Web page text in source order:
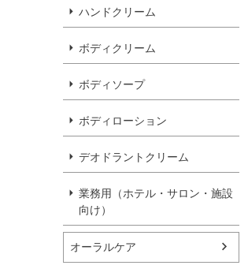
ハンドクリーム
ボディクリーム
ボディソープ
ボディローション
デオドラントクリーム
業務用（ホテル・サロン・施設
向け）
オーラルケア